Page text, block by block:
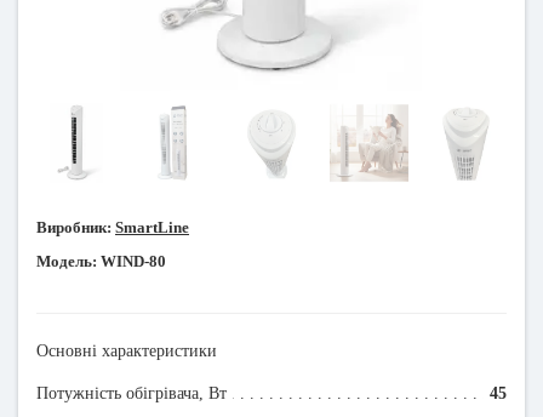
Виробник: SmartLine
Модель: WIND-80
Основні характеристики
Потужність обігрівача, Вт
45